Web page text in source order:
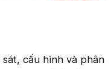
cấu hình và phân